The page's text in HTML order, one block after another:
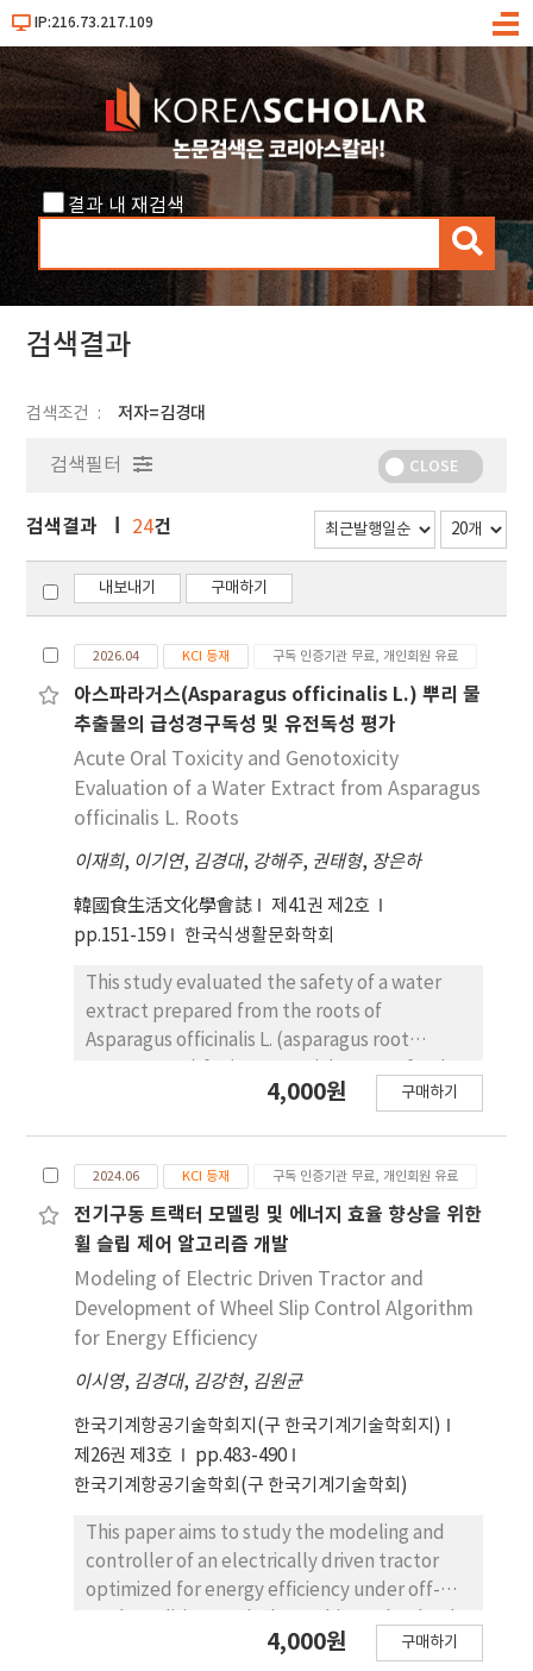
IP:216.73.217.109
메
결과 내 재검색
검
색
검색결과
검색조건 저자=김경대
검색필터 CLOSE
검색결과 24건
내보내기 구매하기
2026.04 KCI 등재 구독 인증기관 무료, 개인회원 유료
아스파라거스(Asparagus officinalis L.) 뿌리 물
추출물의 급성경구독성 및 유전독성 평가
Acute Oral Toxicity and Genotoxicity
Evaluation of a Water Extract from Asparagus
officinalis L. Roots
이재희, 이기연, 김경대, 강해주, 권태형, 장은하
韓國食生活文化學會誌
제41권 제2호
pp.151-159
한국식생활문화학회
This study evaluated the safety of a water
extract prepared from the roots of
Asparagus officinalis L. (asparagus root
functional material. Acute oral toxicity and a
accepted guidelines. In the acute oral
toxicity study, female Sprague-Dawley rats
received a single oral dose of ARE at 300 or
2,000 mg/kg body weight. No treatment-
related mortality, clinical signs, suppression
of body weight gain, or gross pathological
findings were observed. In the bacterial
reverse mutation assay, ARE did not induce
any biologically relevant increase in revertant
colonies in histidine-requiring Salmonella
typhimurium tester strains (TA98, TA100,
TA1535, and TA1537) or in Escherichia coli
WP2uvrA, up to 5,000 μg/plate, with or
without metabolic activation. In addition, ARE
did not increase the number of structural or
numerical chromosomal aberrations in
Chinese hamster lung (CHL/IU) cells or the
4,000원 구매하기
2024.06 KCI 등재 구독 인증기관 무료, 개인회원 유료
전기구동 트랙터 모델링 및 에너지 효율 향상을 위한
휠 슬립 제어 알고리즘 개발
Modeling of Electric Driven Tractor and
Development of Wheel Slip Control Algorithm
for Energy Efficiency
이시영, 김경대, 김강현, 김원균
한국기계항공기술학회지(구 한국기계기술학회지)
제26권 제3호
pp.483-490
한국기계항공기술학회(구 한국기계기술학회)
This paper aims to study the modeling and
controller of an electrically driven tractor
optimized for energy efficiency under off-
such as plowing. The dynamic model design is
4,000원 구매하기